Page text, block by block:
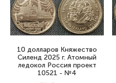
10 долларов Княжество
Силенд 2025 г. Атомный
ледокол Россия проект
10521 - №4